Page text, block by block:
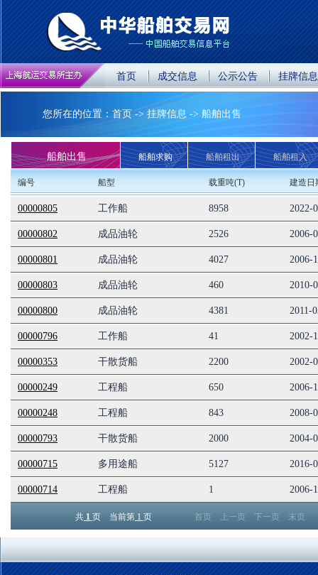
首页 成交信息 公示公告 挂牌信息
您所在的位置：首页 -> 挂牌信息 -> 船舶出售
船舶出售 船舶求购 船舶租出 船舶租入
编号 船型 载重吨(T) 建造日
00000805 工作船 8958 2022-
00000802 成品油轮 2526 2006-
00000801 成品油轮 4027 2006-
00000803 成品油轮 460 2010-
00000800 成品油轮 4381 2011-
00000796 工作船 41 2002-
00000353 干散货船 2200 2002-
00000249 工程船 650 2006-
00000248 工程船 843 2008-
00000793 干散货船 2000 2004-
00000715 多用途船 5127 2016-
00000714 工程船 1 2006-
共 1 页 当前第 1 页 首页 上一页 下一页 末页